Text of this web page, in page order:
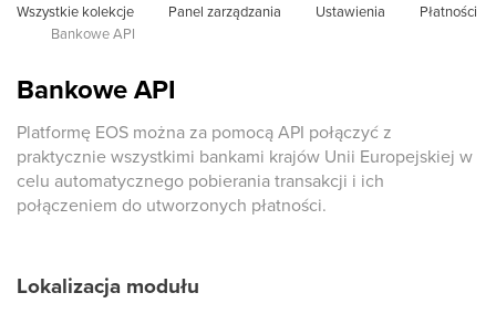
Wszystkie kolekcje Panel zarządzania Ustawienia
Płatności
Bankowe API
Bankowe API
Platformę EOS można za pomocą API połączyć z
praktycznie wszystkimi bankami krajów Unii Europejskiej w
celu automatycznego pobierania transakcji i ich
połączeniem do utworzonych płatności.
Lokalizacja modułu